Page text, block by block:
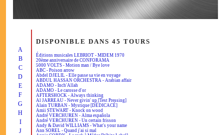
A
B
C
D
E
F
G
H
I
J
DISPONIBLE DANS 45 TOURS
Éditions musicales LEBRIOT - MIDEM 1970
20ème anniversaire de CONFORAMA
5000 VOLTS - Motion man / Bye love
ABC - Poison arrow
Abdel DJELIL - Elle passe sa vie en voyage
ABDUL HASSAN ORCHESTRA - Arabian affair
ADAMO - Inch'Allah
ADAMO - Le carosse d'or
AFTERSHOCK - Always thinking
Al JARREAU - Never givin' up [Test Pressing]
Alain TURBAN - Mystique [DÉDICACÉ]
Amii STEWART - Knock on wood
André VERCHUREN - Alma española
André VERCHUREN - Un certain frisson
Andy & David WILLIAMS - What's your name
Ann SOREL - Quand j'ai si mal